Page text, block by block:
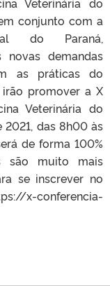
conjunto com a
do Paraná,
demandas
as práticas do
irão promover a X
Veterinária do
das 8h00 às
de forma 100%
são muito mais
se inscrever no
x-conferencia-